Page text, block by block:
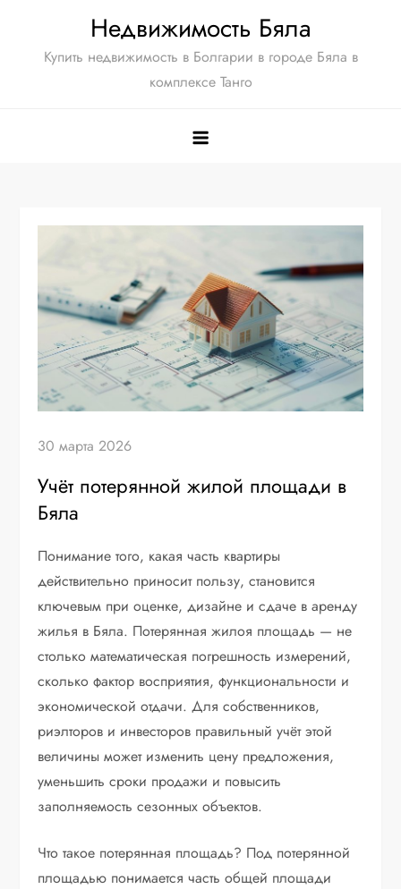
содержимому
Недвижимость Бяла
Купить недвижимость в Болгарии в городе Бяла в
комплексе Танго
30 марта 2026
Учёт потерянной жилой площади в
Бяла
Понимание того, какая часть квартиры
действительно приносит пользу, становится
ключевым при оценке, дизайне и сдаче в аренду
жилья в Бяла. Потерянная жилоя площадь — не
столько математическая погрешность измерений,
сколько фактор восприятия, функциональности и
экономической отдачи. Для собственников,
риэлторов и инвесторов правильный учёт этой
величины может изменить цену предложения,
уменьшить сроки продажи и повысить
заполняемость сезонных объектов.
Что такое потерянная площадь? Под потерянной
площадью понимается часть общей площади